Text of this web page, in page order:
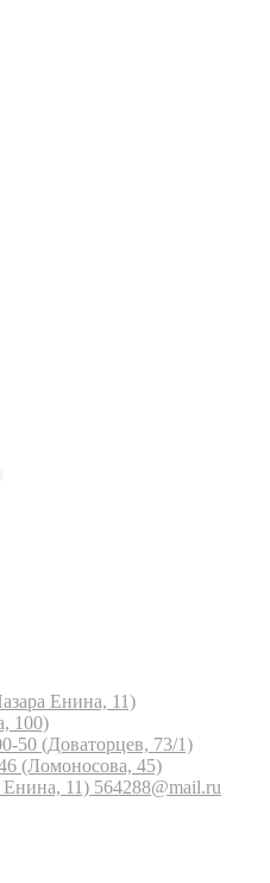
Енина, 11)
100)
50 (Доваторцев, 73/1)
(Ломоносова, 45)
Енина, 11) 564288@mail.ru